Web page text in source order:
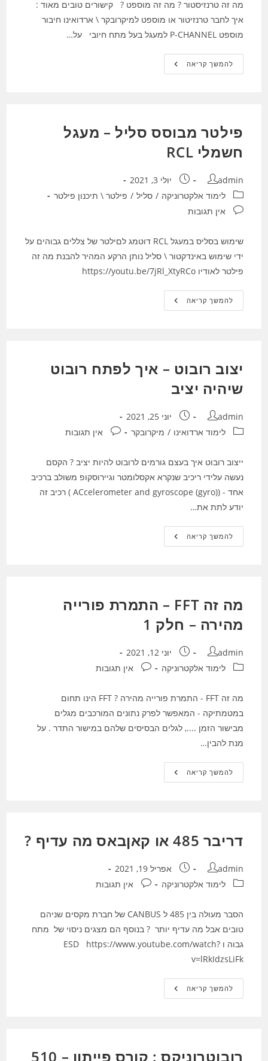
מה זה טרנזיסטור ? מה זה מוספט ? קישורים טובים מאוד :
איך לחבר טרנזיטור או מוספט למיקרובקר \ ארדואינו חיבור
מוספט P-CHANNEL למעגל בעל מתח חיובי על…
להמשך קריאהמה
זה
P-
CHANEL
פילטר מבוסס סליל – מעגל
חשמלי RCL
מחבר:
admin פורסם:
יולי 3, 2021
קטגוריה:לימוד אלקטרוניקה / סליל / פילטר \ תיכנון פילטר
תגובות:אין תגובות
שימוש בסליס במעגל RCL דוטמג לםילטר של צללים גבוהים על
ידי שימוש באינדקטור \ סליל נותן הרקע המהיר להבנת מה זה
פילטר לאודיו https://youtu.be/7jRl_XtyRCo
להמשך קריאהפילטר
מבוסס
יצוב רובוט – איך לפתח רובוט
שיהיה יציב
מחבר:
admin פורסם:יוני 25, 2021
קטגוריה:לימוד ארדואינו / מיקרובקר תגובות:אין תגובות
ייצוב רובוט איך בעצם גורמים לרובוט להיות יציב ? הקסם
נעשה עלידי ריכיב שנקרא אקסלומטר וגיירוסקופ משולב ברכיב
אחד - (ACcelerometer and gyroscope (gyro) ) רכיב זה
יודע לתת את…
להמשך קריאהיצוב
רובוט
מה זה FFT – התמרת פורייה
מהירה – חלק 1
מחבר:
admin פורסם:יוני 12, 2021
קטגוריה:לימוד אלקטרוניקה תגובות:אין תגובות
מה זה FFT - התמרת פורייה מהירה ? FFT הינו תחום
במטמתיקה - המאפשר לפרק נתונים המורכבים מגלים
מבישור הזמן ...., לגלים הבסיסים שלהם במישור התדר . על
מנת להבין…
להמשך קריאהמה
זה
חלק
1 דריבר 485 או קאןבאס מה עדיף ?
מחבר:
admin פורסם:אפריל 19, 2021
קטגוריה:לימוד אלקטרוניקה תגובות:אין תגובות
הסבר מעולה בין 485 ל CANBUS של חברת מקסים שניהם
טובים אבל מה עדיף יותר ? בנוסף הם מצגים ניסוי של מתח
גבוה ו ESD https://www.youtube.com/watch?
v=lRkIdzsLiFk
להמשך קריאהדריבר
485
רובוטרוניקס : קורס פייתון – 510